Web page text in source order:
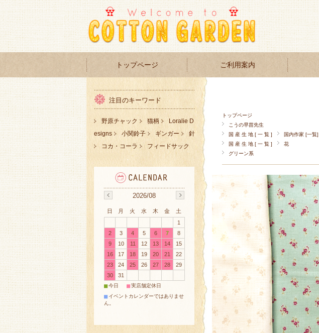
トップページ ご利用案内
トップページ
こうの早苗先生
国 産 生 地 [ 一 覧 ]
国内作家 [一覧]
国 産 生 地 [ 一 覧 ]
花
グリーン系
注目のキーワード
野原チャック 猫柄
Loralie D
esigns
小関鈴子 ギンガー
針
コカ・コーラ
フィードサック
2026/08
日 月 火 水 木 金
土
1
2
3 4 5 6 7
8
9
10 11 12 13 14
15
16
17 18 19 20 21
22
23
24 25 26 27 28
29
30
31
■今日 ■実店舗定休日
■ イベントカレンダーではありませ
ん。